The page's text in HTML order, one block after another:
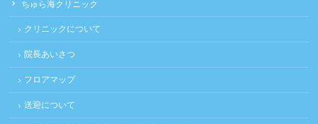
ちゅら海クリニック
クリニックについて
院長あいさつ
フロアマップ
送迎について